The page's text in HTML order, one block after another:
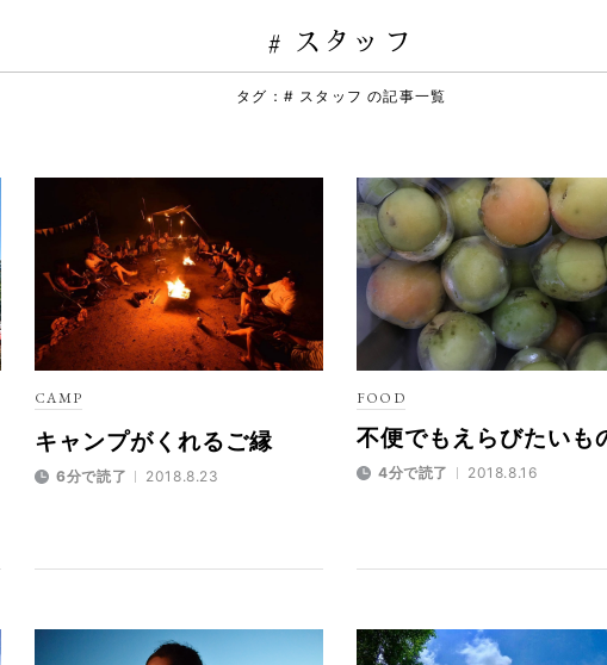
# スタッフ
タグ：# スタッフ の記事一覧
CAMP
キャンプがくれるご縁
6分で読了 2018.8.23
FOOD
不便でもえらびたいも
4分で読了 2018.8.16